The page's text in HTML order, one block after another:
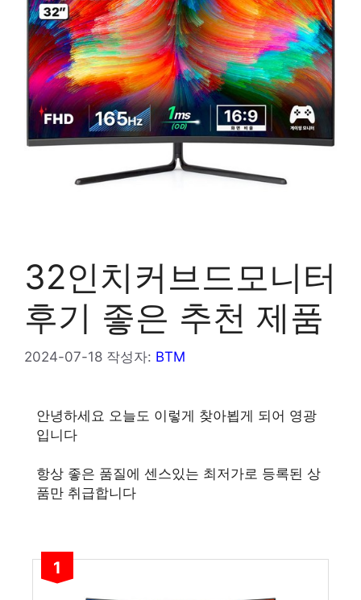
32인치커브드모니터
후기 좋은 추천 제품
2024-07-18 작성자: BTM
안녕하세요 오늘도 이렇게 찾아뵙게 되어 영광
입니다
항상 좋은 품질에 센스있는 최저가로 등록된 상
품만 취급합니다
1